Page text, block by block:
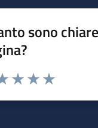
sono
1 a 5 stelle la pagina